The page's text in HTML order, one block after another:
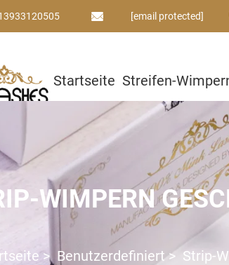
[email protected]
Startseite Streifen-
Kleber & Werkzeuge
WIMPERN
> Benutzerdefiniert> Strip-